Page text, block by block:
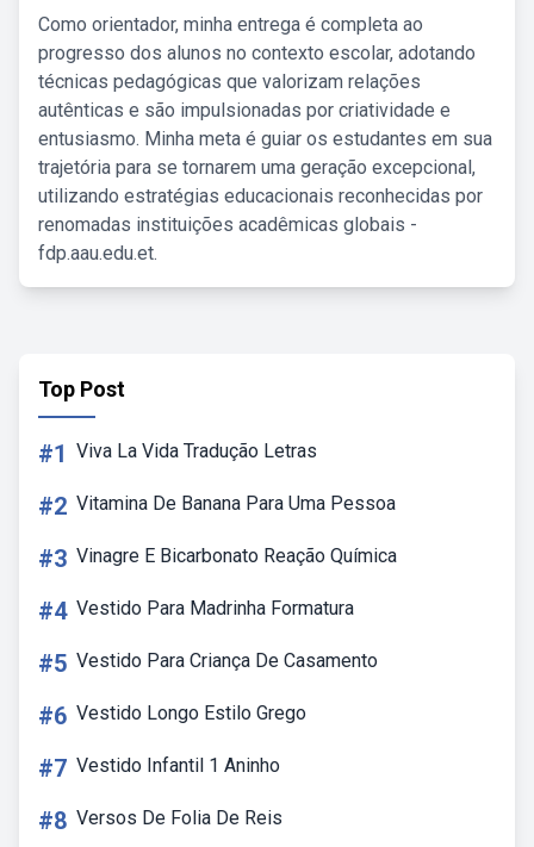
Como orientador, minha entrega é completa ao
progresso dos alunos no contexto escolar, adotando
técnicas pedagógicas que valorizam relações
autênticas e são impulsionadas por criatividade e
entusiasmo. Minha meta é guiar os estudantes em sua
trajetória para se tornarem uma geração excepcional,
utilizando estratégias educacionais reconhecidas por
renomadas instituições acadêmicas globais -
fdp.aau.edu.et.
Top Post
#1 Viva La Vida Tradução Letras
#2 Vitamina De Banana Para Uma Pessoa
#3 Vinagre E Bicarbonato Reação Química
#4 Vestido Para Madrinha Formatura
#5 Vestido Para Criança De Casamento
#6 Vestido Longo Estilo Grego
#7 Vestido Infantil 1 Aninho
#8 Versos De Folia De Reis